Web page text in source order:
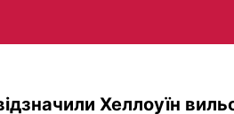
Хеллоуїн